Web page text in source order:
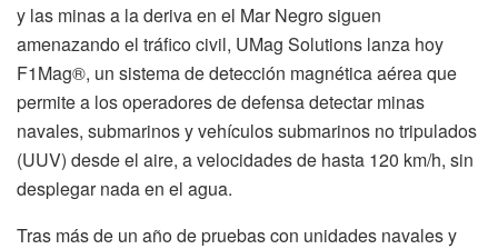
y las minas a la deriva en el Mar Negro siguen
amenazando el tráfico civil, UMag Solutions lanza hoy
F1Mag®, un sistema de detección magnética aérea que
permite a los operadores de defensa detectar minas
navales, submarinos y vehículos submarinos no tripulados
(UUV) desde el aire, a velocidades de hasta 120 km/h, sin
desplegar nada en el agua.
Tras más de un año de pruebas con unidades navales y